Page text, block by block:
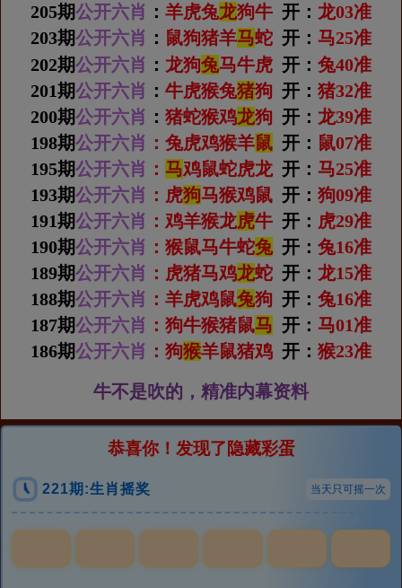
205期公开六肖 ： 羊虎兔龙狗牛 开： 龙03准
203期公开六肖 ： 鼠狗猪羊马蛇 开： 马25准
202期公开六肖 ： 龙狗兔马牛虎 开： 兔40准
201期公开六肖 ： 牛虎猴兔猪狗 开： 猪32准
200期公开六肖 ： 猪蛇猴鸡龙狗 开： 龙39准
198期公开六肖 ： 兔虎鸡猴羊鼠 开： 鼠07准
195期公开六肖 ： 马鸡鼠蛇虎龙开： 马25准
193期公开六肖 ：虎狗马猴鸡鼠 开： 狗09准
191期公开六肖 ：鸡羊猴龙虎牛 开： 虎29准
190期公开六肖 ：猴鼠马牛蛇兔开： 兔16准
189期公开六肖 ：虎猪马鸡龙蛇 开： 龙15准
188期公开六肖 ：羊虎鸡鼠兔狗 开： 兔16准
187期公开六肖 ：狗牛猴猪鼠马 开： 马01准
186期公开六肖 ：狗猴羊鼠猪鸡 开： 猴23准
牛不是吹的，精准内幕资料
恭喜你！发现了隐藏彩蛋
221期:生肖摇奖 当天只可摇一次